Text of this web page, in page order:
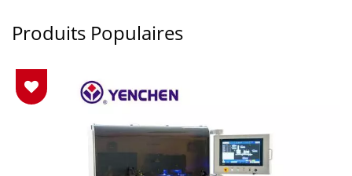
Produits Populaires